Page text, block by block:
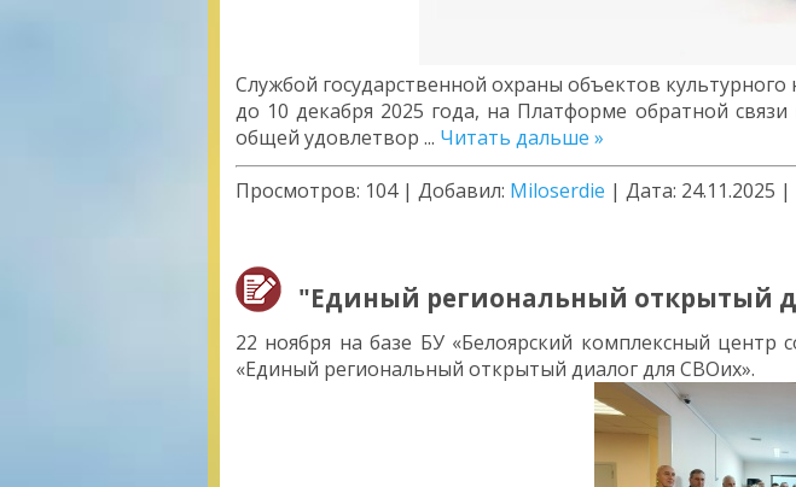
​​​​​​​Службой государственной охраны объектов
до 10 декабря 2025 года, на Платформе обратной
общей удовлетвор ... Читать дальше »
Просмотров: 104| Добавил: Miloserdie | Дата: 24.11.2025 |
"Единый региональный открытый
22 ноября на базе БУ «Белоярский комплексный центр
«Единый региональный открытый диалог для СВОих».